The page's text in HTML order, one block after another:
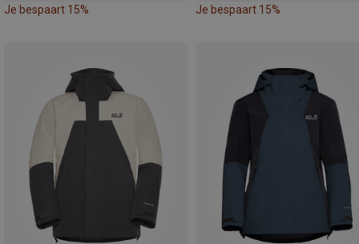
Je bespaart 15% Je bespaart 15%